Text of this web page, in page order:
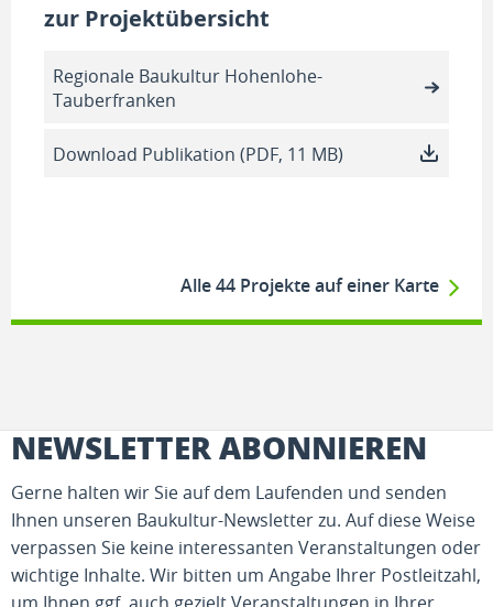
zur Projektübersicht
Regionale Baukultur Hohenlohe-
Tauberfranken
Download Publikation (PDF, 11 MB)
Alle 44 Projekte auf einer Karte
NEWSLETTER ABONNIEREN
Gerne halten wir Sie auf dem Laufenden und senden
Ihnen unseren Baukultur-Newsletter zu. Auf diese Weise
verpassen Sie keine interessanten Veranstaltungen oder
wichtige Inhalte. Wir bitten um Angabe Ihrer Postleitzahl,